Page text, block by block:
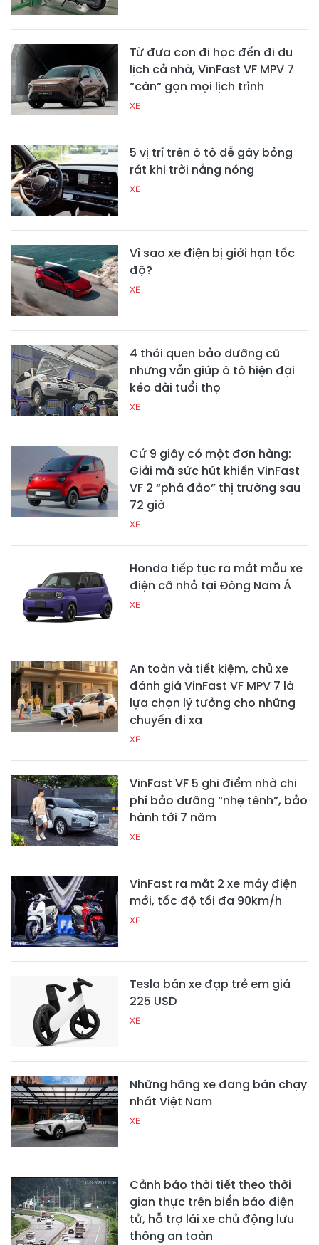
Từ đưa con đi học đến đi du
lịch cả nhà, VinFast VF MPV 7
“cân” gọn mọi lịch trình
XE
5 vị trí trên ô tô dễ gây bỏng
rát khi trời nắng nóng
XE
Vì sao xe điện bị giới hạn tốc
độ?
XE
4 thói quen bảo dưỡng cũ
nhưng vẫn giúp ô tô hiện đại
kéo dài tuổi thọ
XE
Cứ 9 giây có một đơn hàng:
Giải mã sức hút khiến VinFast
VF 2 “phá đảo” thị trường sau
72 giờ
XE
Honda tiếp tục ra mắt mẫu xe
điện cỡ nhỏ tại Đông Nam Á
XE
An toàn và tiết kiệm, chủ xe
đánh giá VinFast VF MPV 7 là
lựa chọn lý tưởng cho những
chuyến đi xa
XE
VinFast VF 5 ghi điểm nhờ chi
phí bảo dưỡng “nhẹ tênh”, bảo
hành tới 7 năm
XE
VinFast ra mắt 2 xe máy điện
mới, tốc độ tối đa 90km/h
XE
Tesla bán xe đạp trẻ em giá
225 USD
XE
Những hãng xe đang bán chạy
nhất Việt Nam
XE
Cảnh báo thời tiết theo thời
gian thực trên biển báo điện
tử, hỗ trợ lái xe chủ động lưu
thông an toàn